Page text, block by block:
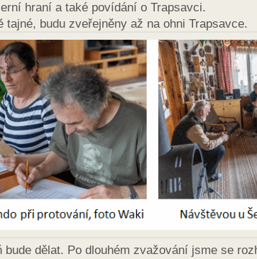
hraní a také povídání o Trapsavci.
budu zveřejněny až na ohni Trapsavce.
bude dělat. Po dlouhém zvažování jsme se